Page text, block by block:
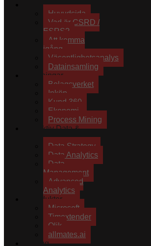
Effektiv hållbarhet
Huvudsida
Vad är CSRD /
ESRS?
Att komma
igång
Väsentlighetsanalys
Datainsamling
Lösningar
Bolagsverket
Inköp
Kund 360
Ekonomi
Process Mining
Effektiv Data &
Analytics
Data Strategy
Data Analytics
Data
Management
Advanced
Analytics
Produkter
Microsoft
Timextender
Qlik
allmates.ai
Blogg